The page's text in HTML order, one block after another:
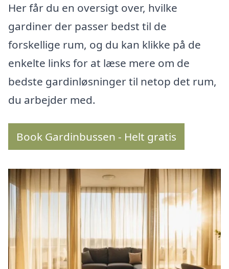
Her får du en oversigt over, hvilke
gardiner der passer bedst til de
forskellige rum, og du kan klikke på de
enkelte links for at læse mere om de
bedste gardinløsninger til netop det rum,
du arbejder med.
Book Gardinbussen - Helt gratis